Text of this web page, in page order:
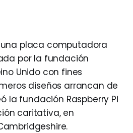
una placa computadora
por la fundación
Unido con fines
diseños arrancan de
la fundación Raspberry Pi
caritativa, en